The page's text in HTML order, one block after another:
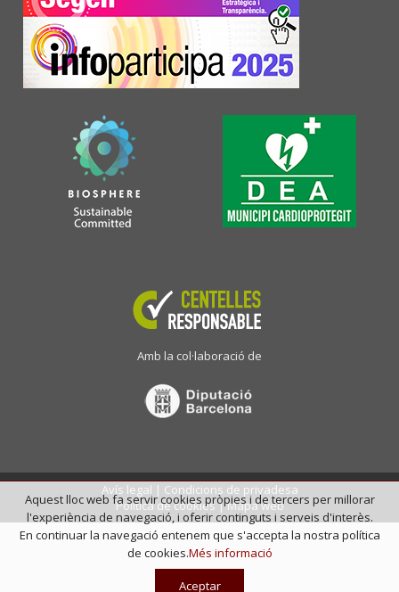
Aquest lloc web fa servir cookies pròpies i de tercers per millorar
l'experiència de navegació, i oferir continguts i serveis d'interès.
En continuar la navegació entenem que s'accepta la nostra política
de cookies.Més informació
Aceptar
Amb la col·laboració de
Avís legal | Condicions de privadesa
Política de cookies|Mapa web